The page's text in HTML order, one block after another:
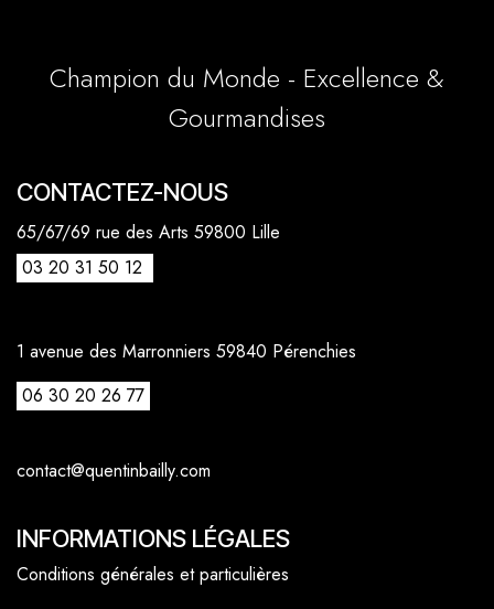
CONTACTEZ-NOUS
65/67/69 rue des Arts 59800 Lille
03 20 31 50 12
1 avenue des Marronniers 59840 Pérenchies
06 30 20 26 77
contact@quentinbailly.com
Champion du Monde - Excellence &
Gourmandises
INFORMATIONS LÉGALES
Conditions générales et particulières